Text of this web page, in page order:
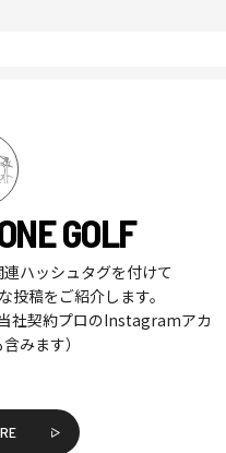
GOLF
ハッシュタグを付けて
投稿をご紹介します。
社契約プロのInstagramアカ
みます）